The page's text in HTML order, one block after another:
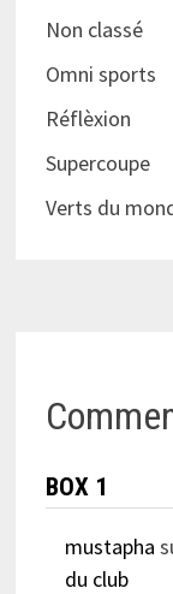
Non classé
Omni sports
Réflèxion
Supercoupe
Verts du
BOX 1
mustapha
du club